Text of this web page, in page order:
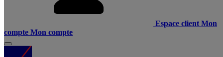
Espace client Mon
compte Mon compte